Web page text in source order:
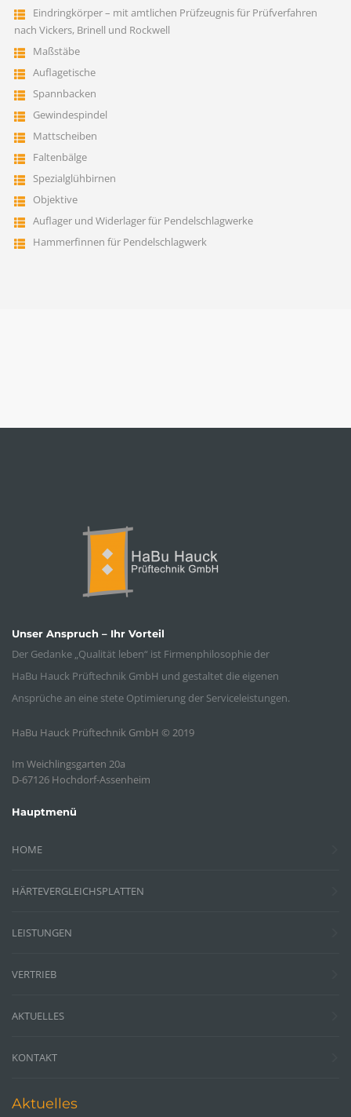
Eindringkörper – mit amtlichen Prüfzeugnis für Prüfverfahren
nach Vickers, Brinell und Rockwell
Maßstäbe
Auflagetische
Spannbacken
Gewindespindel
Mattscheiben
Faltenbälge
Spezialglühbirnen
Objektive
Auflager und Widerlager für Pendelschlagwerke
Hammerfinnen für Pendelschlagwerk
Unser Anspruch – Ihr Vorteil
Der Gedanke „Qualität leben“ ist Firmenphilosophie der
HaBu Hauck Prüftechnik GmbH und gestaltet die eigenen
Ansprüche an eine stete Optimierung der Serviceleistungen.
HaBu Hauck Prüftechnik GmbH © 2019
Im Weichlingsgarten 20a
D-67126 Hochdorf-Assenheim
Hauptmenü
HOME
HÄRTEVERGLEICHSPLATTEN
LEISTUNGEN
VERTRIEB
AKTUELLES
KONTAKT
Aktuelles